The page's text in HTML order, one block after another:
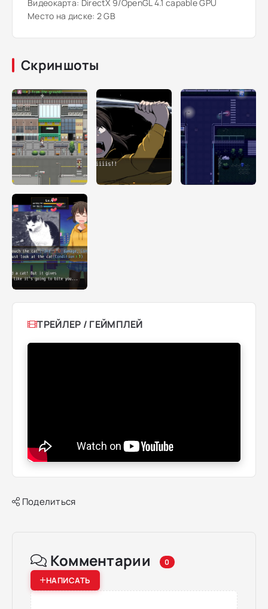
Видеокарта: DirectX 9/OpenGL 4.1 capable GPU
Место на диске: 2 GB
Скриншоты
ТРЕЙЛЕР / ГЕЙМПЛЕЙ
Поделиться
Комментарии 0
НАПИСАТЬ